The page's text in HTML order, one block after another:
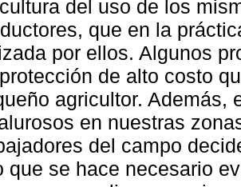
del uso de los
que en la
por ellos. Algunos
de alto costo
agricultor. Además,
en nuestras
del campo
que se hace necesario